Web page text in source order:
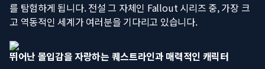
를 탐험하게 됩니다. 전설 그 자체인 Fallout 시리즈 중, 가장 크
고 역동적인 세계가 여러분을 기다리고 있습니다.
뛰어난 몰입감을 자랑하는 퀘스트라인과 매력적인 캐릭터